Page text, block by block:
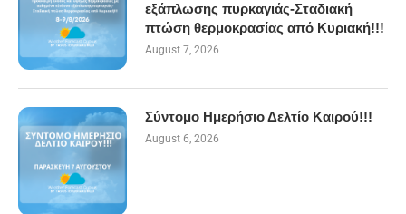
εξάπλωσης πυρκαγιάς-Σταδιακή
πτώση θερμοκρασίας από Κυριακή!!!
August 7, 2026
Σύντομο Ημερήσιο Δελτίο Καιρού!!!
August 6, 2026